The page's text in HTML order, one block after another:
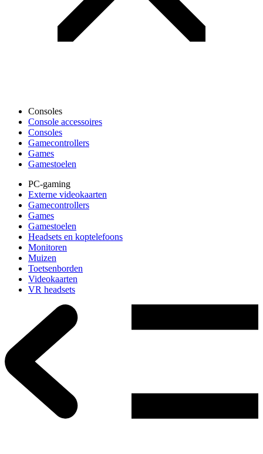
Consoles
Console accessoires
Consoles
Gamecontrollers
Games
Gamestoelen
PC-gaming
Externe videokaarten
Gamecontrollers
Games
Gamestoelen
Headsets en koptelefoons
Monitoren
Muizen
Toetsenborden
Videokaarten
VR headsets